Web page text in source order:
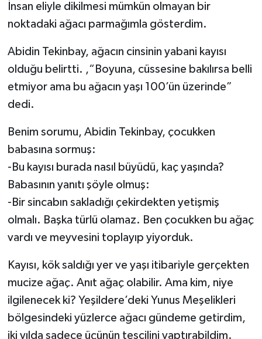
İnsan eliyle dikilmesi mümkün olmayan bir
noktadaki ağacı parmağımla gösterdim.
Abidin Tekinbay, ağacın cinsinin yabani kayısı
olduğu belirtti. ,“Boyuna, cüssesine bakılırsa belli
etmiyor ama bu ağacın yaşı 100’ün üzerinde”
dedi.
Benim sorumu, Abidin Tekinbay, çocukken
babasına sormuş:
-Bu kayısı burada nasıl büyüdü, kaç yaşında?
Babasının yanıtı şöyle olmuş:
-Bir sincabın sakladığı çekirdekten yetişmiş
olmalı. Başka türlü olamaz. Ben çocukken bu ağaç
vardı ve meyvesini toplayıp yiyorduk.
Kayısı, kök saldığı yer ve yaşı itibariyle gerçekten
mucize ağaç. Anıt ağaç olabilir. Ama kim, niye
ilgilenecek ki? Yeşildere’deki Yunus Meşelikleri
bölgesindeki yüzlerce ağacı gündeme getirdim,
iki yılda sadece üçünün tescilini yaptırabildim.